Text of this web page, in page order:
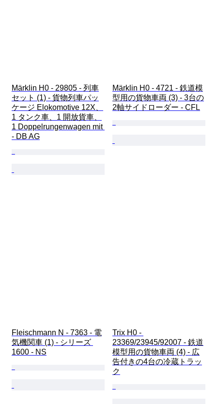
Märklin H0 - 29805 - 列車
セット (1) - 貨物列車パッ
ケージ Elokomotive 12X、
1 タンク車、1 開放貨車、
1 Doppelrungenwagen mit
- DB AG
Märklin H0 - 4721 - 鉄道模
型用の貨物車両 (3) - 3台の
2軸サイドローダー - CFL
Fleischmann N - 7363 - 電
気機関車 (1) - シリーズ
1600 - NS
Trix H0 -
23369/23945/92007 - 鉄道
模型用の貨物車両 (4) - 広
告付きの4台の冷蔵トラッ
ク